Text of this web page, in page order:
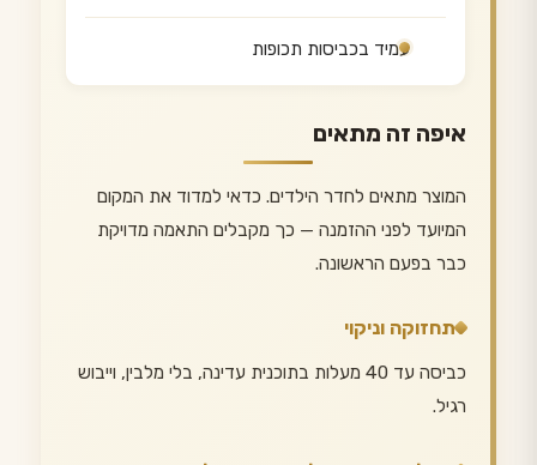
עמיד בכביסות תכופות
איפה זה מתאים
המוצר מתאים לחדר הילדים. כדאי למדוד את המקום
המיועד לפני ההזמנה — כך מקבלים התאמה מדויקת
כבר בפעם הראשונה.
תחזוקה וניקוי
כביסה עד 40 מעלות בתוכנית עדינה, בלי מלבין, וייבוש
רגיל.